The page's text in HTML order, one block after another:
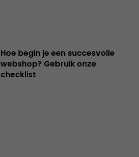
Hoe begin je een succesvolle
webshop? Gebruik onze
checklist